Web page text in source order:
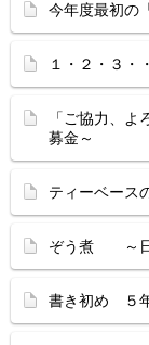
今年度最初の
１・２・３
「ご協力、
募金～
ティーベー
ぞう煮 ～日
書き初め ５